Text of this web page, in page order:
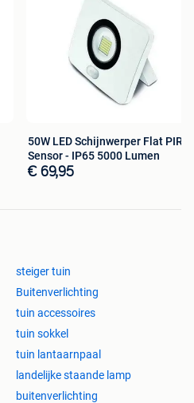
50W LED Schijnwerper Flat PIR
Sensor - IP65 5000 Lumen
€ 69,95
steiger tuin
Buitenverlichting
tuin accessoires
tuin sokkel
tuin lantaarnpaal
landelijke staande lamp
buitenverlichting